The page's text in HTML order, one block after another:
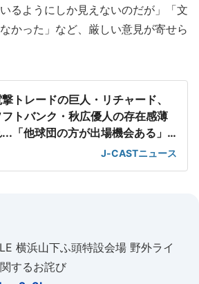
るようにしか見えないのだが」「文
かった」など、厳しい意見が寄せら
トレードの巨人・リチャード、
フトバンク・秋広優人の存在感薄
「他球団の方が出場機会ある」
J-CASTニュース
横浜山下ふ頭特設会場 野外ライ
するお詫び